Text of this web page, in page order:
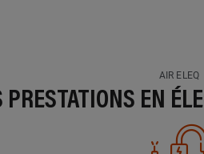
AIR ELEQ
PRESTATIONS EN